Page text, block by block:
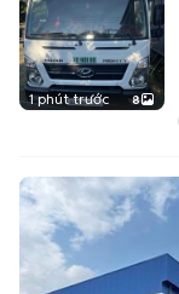
1 phút trước 8